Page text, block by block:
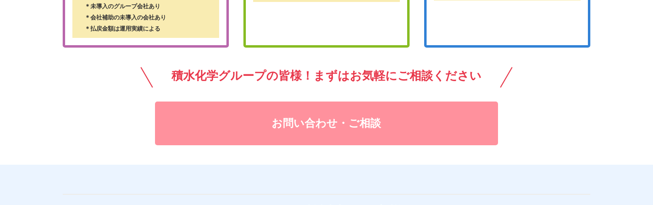
＊未導入のグループ会社あり
＊会社補助の未導入の会社あり
＊払戻金額は運用実績による
積水化学グループの皆様！ まずはお気軽にご相談ください
お問い合わせ・ご相談